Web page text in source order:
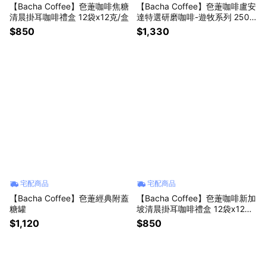
【Bacha Coffee】夿萐咖啡焦糖
清晨掛耳咖啡禮盒 12袋x12克/盒
$850
【Bacha Coffee】夿萐咖啡盧安
達特選研磨咖啡-遊牧系列 250
g/盒
$1,330
宅配商品
【Bacha Coffee】夿萐經典附蓋
糖罐
$1,120
宅配商品
【Bacha Coffee】夿萐咖啡新加
坡清晨掛耳咖啡禮盒 12袋x12克/
盒
$850